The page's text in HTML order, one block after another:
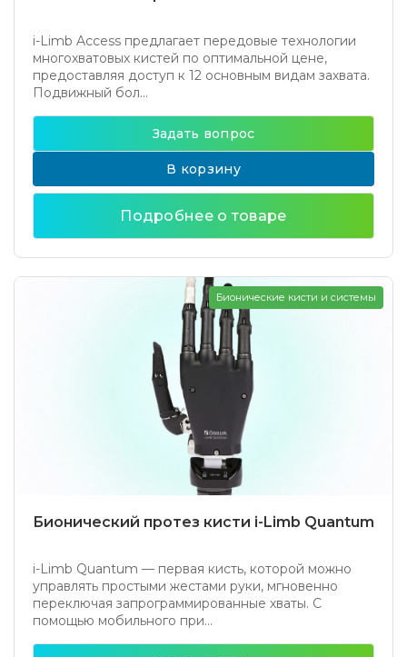
i-Limb Access предлагает передовые технологии
многохватовых кистей по оптимальной цене,
предоставляя доступ к 12 основным видам захвата.
Подвижный бол...
Задать вопрос
В корзину
Подробнее о товаре
Бионический протез кисти i-Limb Quantum
i-Limb Quantum — первая кисть, которой можно
управлять простыми жестами руки, мгновенно
переключая запрограммированные хваты. С
помощью мобильного при...
Бионические кисти и системы